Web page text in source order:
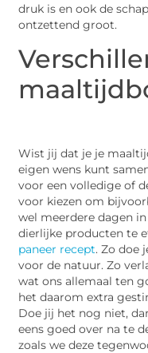
druk is en ook de
ontzettend groot.
Wist jij dat je je
eigen wens kunt
voor een volledige of
voor kiezen om
wel meerdere dagen
dierlijke producten te
paneer recept. Zo doe
voor de natuur. Zo
wat ons allemaal ten
het daarom extra
Doe jij het nog niet,
eens goed over na te
zoals we deze